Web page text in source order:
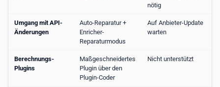
nötig
Umgang mit API-
Änderungen
Auto-Reparatur +
Enricher-
Reparaturmodus
Auf Anbieter-Update
warten
Berechnungs-
Plugins
Maßgeschneidertes
Plugin über den
Plugin-Coder
Nicht unterstützt